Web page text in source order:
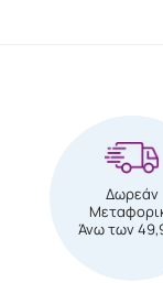
Δωρεάν
Άνω των